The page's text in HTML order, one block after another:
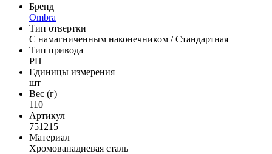
Бренд
Ombra
Тип отвертки
С намагниченным наконечником / Стандартная
Тип привода
PH
Единицы измерения
шт
Вес (г)
110
Артикул
751215
Материал
Хромованадиевая сталь